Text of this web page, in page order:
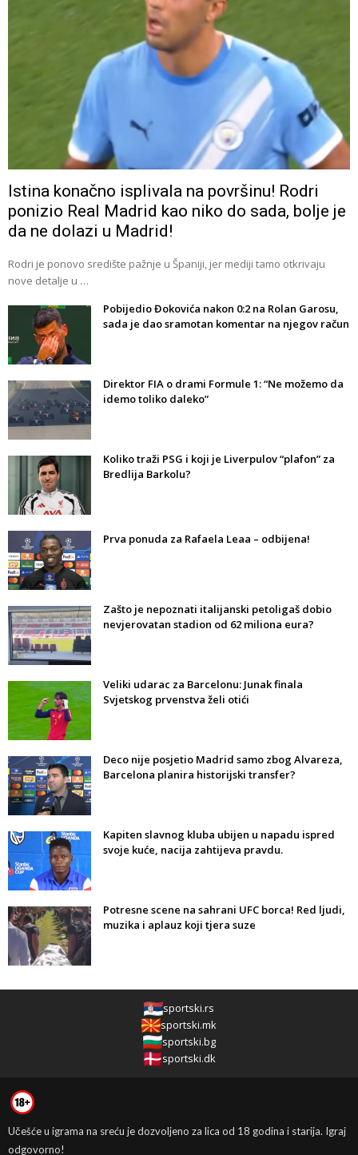
Istina konačno isplivala na površinu! Rodri
ponizio Real Madrid kao niko do sada, bolje je
da ne dolazi u Madrid!
Rodri je ponovo središte pažnje u Španiji, jer mediji tamo otkrivaju
nove detalje u …
Pobijedio Đokovića nakon 0:2 na Rolan Garosu,
sada je dao sramotan komentar na njegov račun
Direktor FIA o drami Formule 1: “Ne možemo da
idemo toliko daleko”
Koliko traži PSG i koji je Liverpulov “plafon” za
Bredlija Barkolu?
Prva ponuda za Rafaela Leaa – odbijena!
Zašto je nepoznati italijanski petoligaš dobio
nevjerovatan stadion od 62 miliona eura?
Veliki udarac za Barcelonu: Junak finala
Svjetskog prvenstva želi otići
Deco nije posjetio Madrid samo zbog Alvareza,
Barcelona planira historijski transfer?
Kapiten slavnog kluba ubijen u napadu ispred
svoje kuće, nacija zahtijeva pravdu.
Potresne scene na sahrani UFC borca! Red ljudi,
muzika i aplauz koji tjera suze
sportski.rs
sportski.mk
sportski.bg
sportski.dk
Učešće u igrama na sreću je dozvoljeno za lica od 18 godina i starija. Igraj
odgovorno!